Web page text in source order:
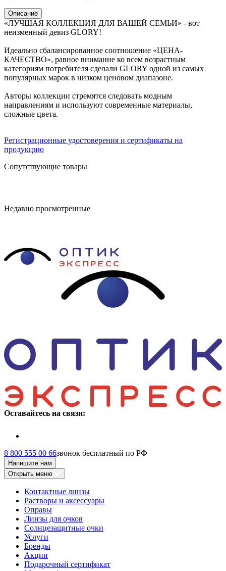
Описание
«ЛУЧШАЯ КОЛЛЕКЦИЯ ДЛЯ ВАШЕЙ СЕМЬИ» - вот
неизменный девиз GLORY!
Идеально сбалансированное соотношение «ЦЕНА-
КАЧЕСТВО», равное внимание ко всем возрастным
категориям потребителя сделали GLORY одной из самых
популярных марок в низком ценовом диапазоне.
Авторы коллекции стремятся следовать модным
направлениям и используют современные материалы,
сложные цвета.
Регистрационные удостоверения и сертификаты на
продукцию
Сопутствующие товары
Недавно просмотренные
Оставайтесь на связи:
8 800 555 00 66звонок бесплатный по РФ
Напишите нам
Открыть меню
Контактные линзы
Растворы и аксессуары
Оправы
Линзы для очков
Солнцезащитные очки
Услуги
Бренды
Акции
Подарочный сертификат